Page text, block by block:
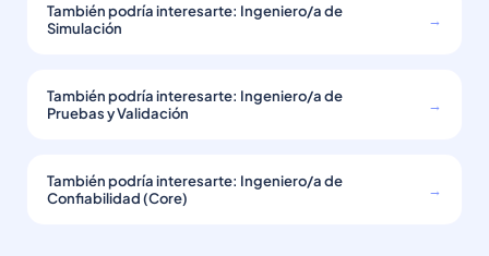
También podría interesarte: Ingeniero/a de
Simulación
→
También podría interesarte: Ingeniero/a de
Pruebas y Validación
→
También podría interesarte: Ingeniero/a de
Confiabilidad (Core)
→